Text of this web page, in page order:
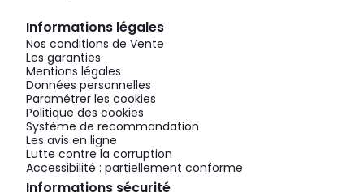
Informations légales
Nos conditions de Vente
Les garanties
Mentions légales
Données personnelles
Paramétrer les cookies
Politique des cookies
Système de recommandation
Les avis en ligne
Lutte contre la corruption
Accessibilité : partiellement conforme
Informations sécurité